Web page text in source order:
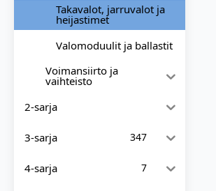
Takavalot, jarruvalot ja
heijastimet
Valomoduulit ja ballastit
Voimansiirto ja
vaihteisto
2-sarja
3-sarja 347
4-sarja 7